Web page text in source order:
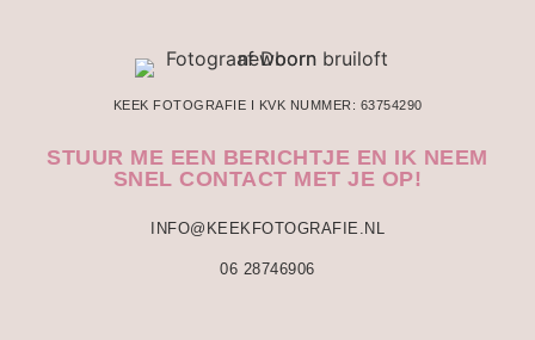
KEEK FOTOGRAFIE I KVK NUMMER: 63754290
STUUR ME EEN BERICHTJE EN IK NEEM
SNEL CONTACT MET JE OP!
INFO@KEEKFOTOGRAFIE.NL
06 28746906